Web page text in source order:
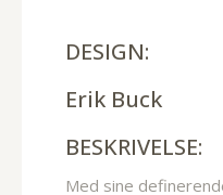
DESIGN:
Erik Buck
BESKRIVELSE:
Med sine